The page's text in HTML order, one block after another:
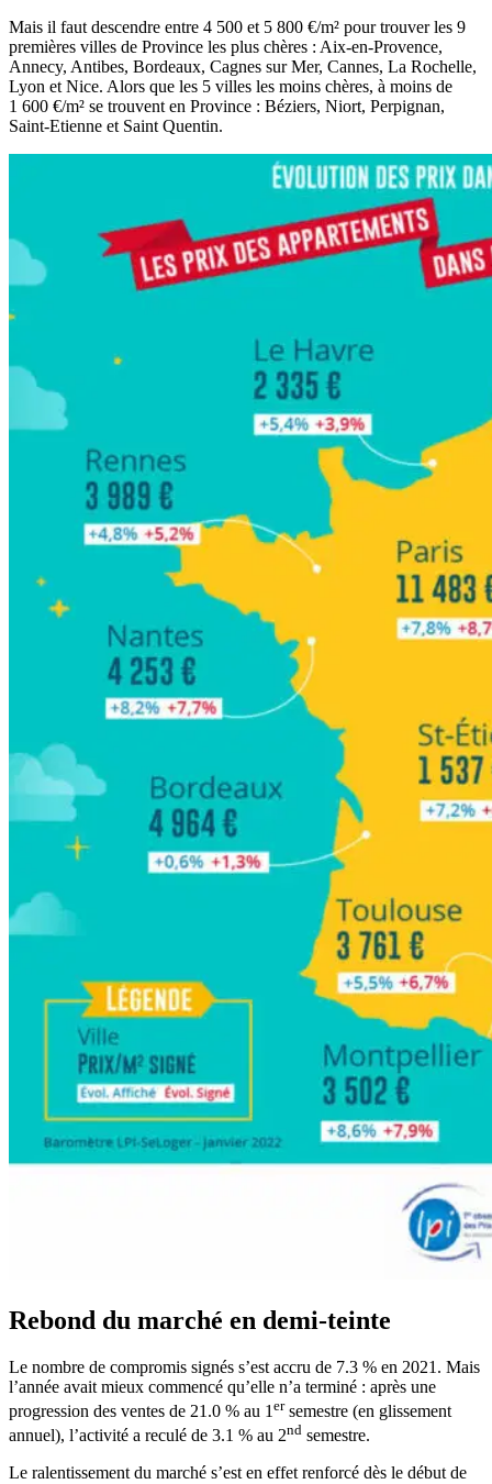
Mais il faut descendre entre 4 500 et 5 800 €/m² pour trouver les 9
premières villes de Province les plus chères : Aix-en-Provence,
Annecy, Antibes, Bordeaux, Cagnes sur Mer, Cannes, La Rochelle,
Lyon et Nice. Alors que les 5 villes les moins chères, à moins de
1 600 €/m² se trouvent en Province : Béziers, Niort, Perpignan,
Saint-Etienne et Saint Quentin.
Rebond du marché en demi-teinte
Le nombre de compromis signés s’est accru de 7.3 % en 2021. Mais
l’année avait mieux commencé qu’elle n’a terminé : après une
progression des ventes de 21.0 % au 1 ersemestre (en glissement
annuel), l’activité a reculé de 3.1 % au 2nd semestre.
Le ralentissement du marché s’est en effet renforcé dès le début de